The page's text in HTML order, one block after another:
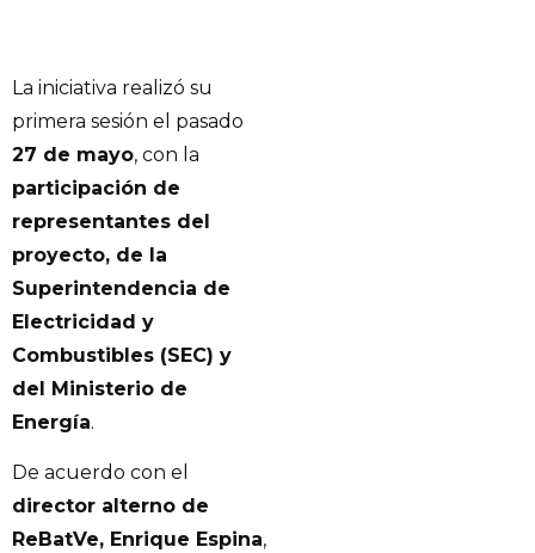
La iniciativa realizó su
primera sesión el pasado
27 de mayo, con la
participación de
representantes del
proyecto, de la
Superintendencia de
Electricidad y
Combustibles (SEC) y
del Ministerio de
Energía.
De acuerdo con el
director alterno de
ReBatVe, Enrique Espina,